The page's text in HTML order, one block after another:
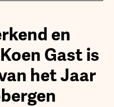
en
Gast is
het Jaar